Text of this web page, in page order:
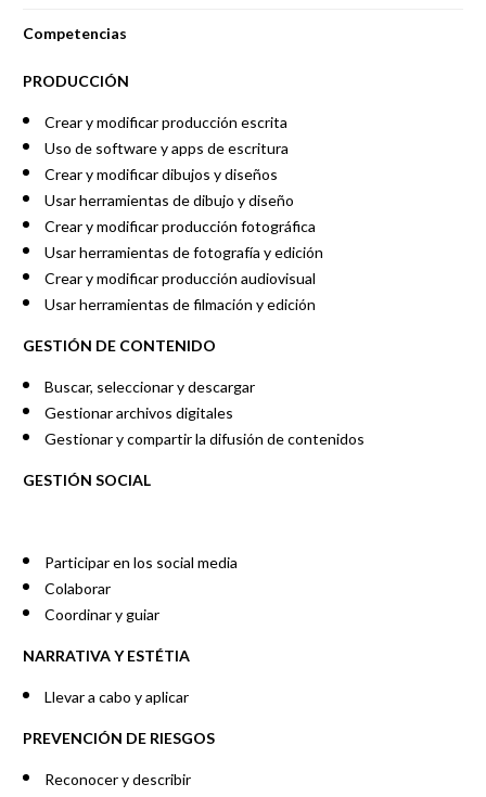
Competencias
PRODUCCIÓN
Crear y modificar producción escrita
Uso de software y apps de escritura
Crear y modificar dibujos y diseños
Usar herramientas de dibujo y diseño
Crear y modificar producción fotográfica
Usar herramientas de fotografía y edición
Crear y modificar producción audiovisual
Usar herramientas de filmación y edición
GESTIÓN DE CONTENIDO
Buscar, seleccionar y descargar
Gestionar archivos digitales
Gestionar y compartir la difusión de contenidos
GESTIÓN SOCIAL
Participar en los social media
Colaborar
Coordinar y guiar
NARRATIVA Y ESTÉTIA
Llevar a cabo y aplicar
PREVENCIÓN DE RIESGOS
Reconocer y describir